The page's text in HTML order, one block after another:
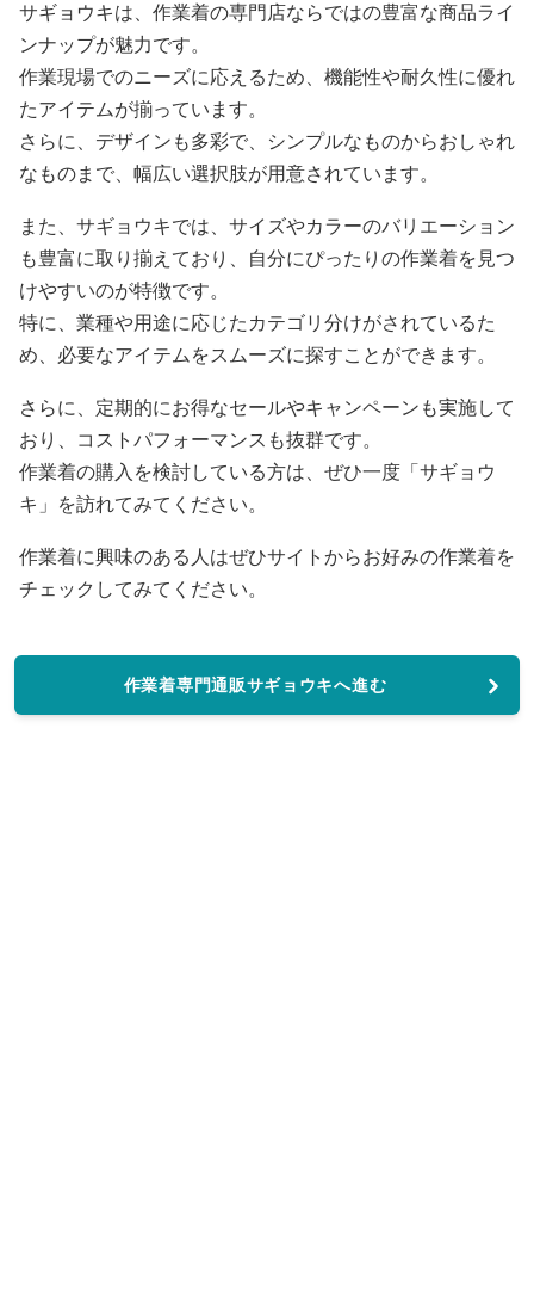
サギョウキは、作業着の専門店ならではの豊富な商品ライ
ンナップが魅力です。
作業現場でのニーズに応えるため、機能性や耐久性に優れ
たアイテムが揃っています。
さらに、デザインも多彩で、シンプルなものからおしゃれ
なものまで、幅広い選択肢が用意されています。
また、サギョウキでは、サイズやカラーのバリエーション
も豊富に取り揃えており、自分にぴったりの作業着を見つ
けやすいのが特徴です。
特に、業種や用途に応じたカテゴリ分けがされているた
め、必要なアイテムをスムーズに探すことができます。
さらに、定期的にお得なセールやキャンペーンも実施して
おり、コストパフォーマンスも抜群です。
作業着の購入を検討している方は、ぜひ一度「サギョウ
キ」を訪れてみてください。
作業着に興味のある人はぜひサイトからお好みの作業着を
チェックしてみてください。
作業着専門通販サギョウキへ進む